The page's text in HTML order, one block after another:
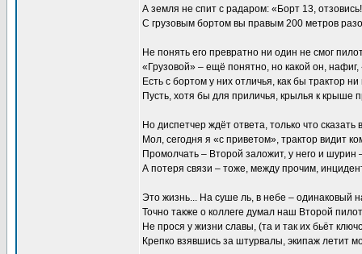
А земля не спит с радаром: «Борт 13, отзовись!
С грузовым бортом вы правым 200 метров
Не понять его превратно ни один не смог
«Грузовой» – ещё понятно, но какой он, нафиг,
Есть с бортом у них отличья, как бы трактор
Пусть, хотя бы для приличья, крылья к крыше
Но диспетчер ждёт ответа, только что сказать
Мол, сегодня я «с приветом», трактор видит
Промолчать – Второй заложит, у него и шурин
А потеря связи – тоже, между прочим,
Это жизнь... На суше ль, в небе – одинаковый
Точно также о коллеге думал наш Второй
Не прося у жизни славы, (та и так их бьёт
Крепко взявшись за штурвалы, экипаж летит